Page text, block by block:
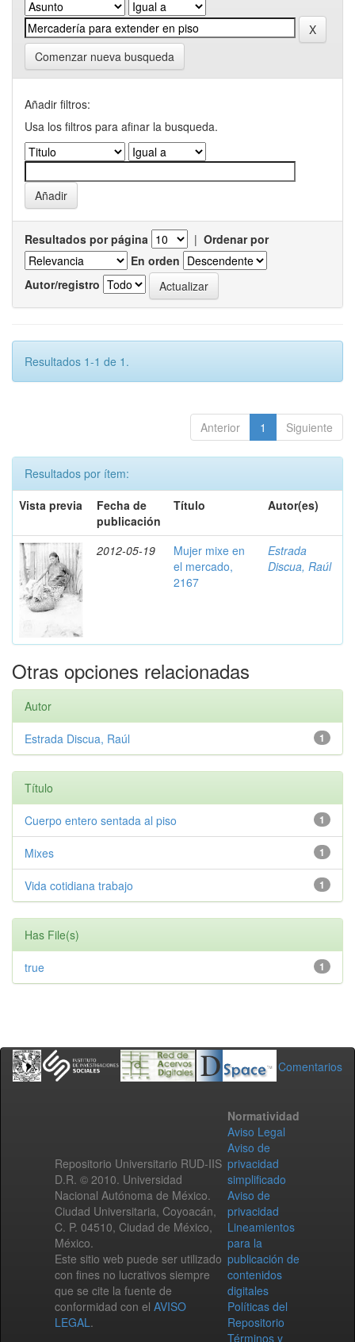
Comenzar nueva busqueda
Añadir filtros:
Usa los filtros para afinar la busqueda.
Resultados por página | Ordenar por
En orden
Autor/registro
Resultados 1-1 de 1.
Anterior 1 Siguiente
Resultados por ítem:
Vista previa
Fecha de
publicación
Título Autor(es)
2012-05-19
Mujer mixe en
el mercado,
2167
Estrada
Discua, Raúl
Otras opciones relacionadas
Autor
1
Estrada Discua, Raúl
Título
1
Cuerpo entero sentada al piso
1
Mixes
1
Vida cotidiana trabajo
Has File(s)
1
true
Comentarios
Repositorio Universitario RUD-IIS
D.R. © 2010. Universidad
Nacional Autónoma de México.
Ciudad Universitaria, Coyoacán,
C. P. 04510, Ciudad de México,
México.
Este sitio web puede ser utilizado
con fines no lucrativos siempre
que se cite la fuente de
conformidad con el AVISO
LEGAL.
Normatividad
Aviso Legal
Aviso de
privacidad
simplificado
Aviso de
privacidad
Lineamientos
para la
publicación de
contenidos
digitales
Políticas del
Repositorio
Términos y